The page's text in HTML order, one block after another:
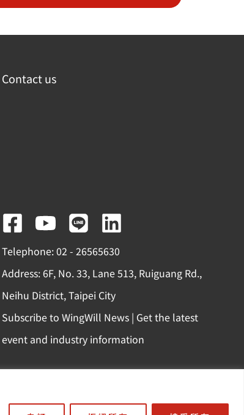
Contact us
F
a
c
e
b
o
o
k
Y
o
u
t
u
b
e
L
i
n
e
L
i
n
k
e
d
i
n
Telephone: 02 - 26565630
Address: 6F, No. 33, Lane 513, Ruiguang Rd.,
Neihu District, Taipei City
Subscribe to WingWill News | Get the latest
event and industry information